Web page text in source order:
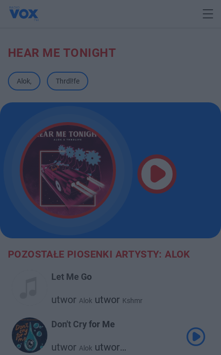
HEAR ME TONIGHT
Alok, Thrdl!fe
POZOSTAŁE PIOSENKI ARTYSTY: ALOK
Let Me Go
utwor Alok utwor Kshmr
Don't Cry for Me
utwor Alok utwor